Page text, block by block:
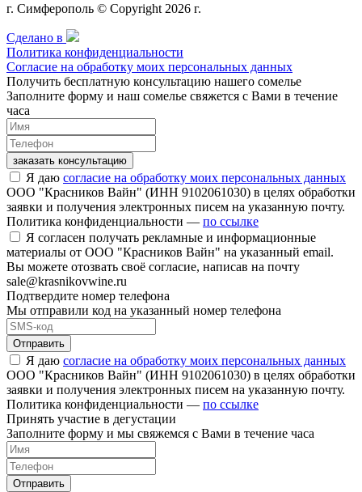
г. Симферополь © Copyright 2026 г.
Сделано в
Политика конфиденциальности
Согласие на обработку моих персональных данных
Получить бесплатную консультацию нашего сомелье
Заполните форму и наш сомелье свяжется с Вами в течение
часа
заказать консультацию
Я даю согласие на обработку моих персональных данных
ООО "Красников Вайн" (ИНН 9102061030) в целях обработки
заявки и получения электронных писем на указанную почту.
Политика конфиденциальности — по ссылке
Я согласен получать рекламные и информационные
материалы от ООО "Красников Вайн" на указанный email.
Вы можете отозвать своё согласие, написав на почту
sale@krasnikovwine.ru
Подтвердите номер телефона
Мы отправили код на указанный номер телефона
Отправить
Я даю согласие на обработку моих персональных данных
ООО "Красников Вайн" (ИНН 9102061030) в целях обработки
заявки и получения электронных писем на указанную почту.
Политика конфиденциальности — по ссылке
Принять участие в дегустации
Заполните форму и мы свяжемся с Вами в течение часа
Отправить